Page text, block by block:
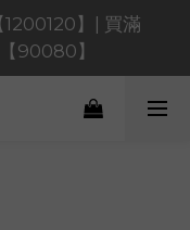
】| 買滿
90080】
】| 買滿
90080】
】| 買滿 $400 正
FPS將於
至 11:00 暫停交易